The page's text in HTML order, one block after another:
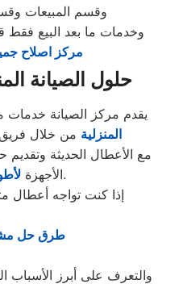
وقسم المبيعات
وخدمات ما بعد البيع فقط
مركز اصلاح
حلول الصيانة
يقدم مركز الصيانة خدمات
المنزلية من خلال
مع الأعطال الحديثة
الأجهزة.
إذا كنت تواجه أعطال
طرق حل
والتعرف على أبرز الأسباب